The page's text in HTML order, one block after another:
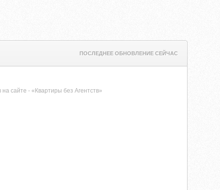
ПОСЛЕДНЕЕ ОБНОВЛЕНИЕ СЕЙЧАС
сайте - «Квартиры без Агентств»